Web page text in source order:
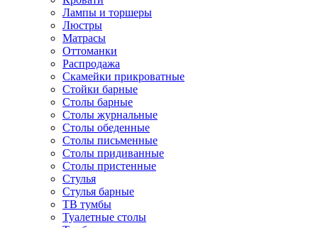
Лампы и торшеры
Люстры
Матрасы
Оттоманки
Распродажа
Скамейки прикроватные
Стойки барные
Столы барные
Столы журнальные
Столы обеденные
Столы письменные
Столы придиванные
Столы пристенные
Стулья
Стулья барные
ТВ тумбы
Туалетные столы